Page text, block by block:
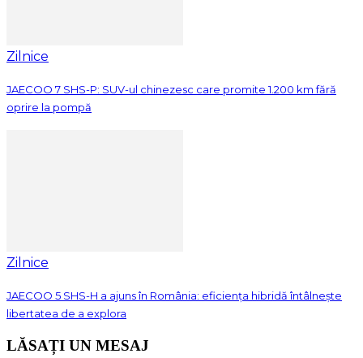
Zilnice
JAECOO 7 SHS-P: SUV-ul chinezesc care promite 1.200 km fără
oprire la pompă
Zilnice
JAECOO 5 SHS-H a ajuns în România: eficiența hibridă întâlnește
libertatea de a explora
LĂSAȚI UN MESAJ